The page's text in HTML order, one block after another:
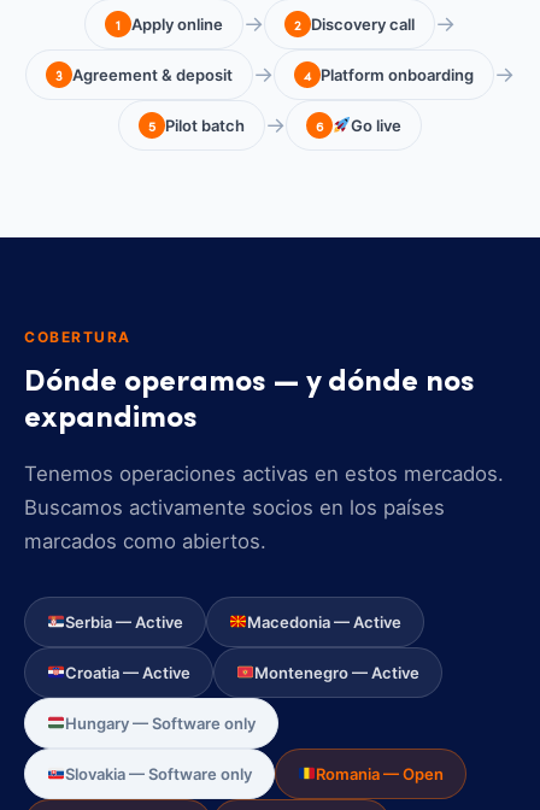
1 Apply online → 2 Discovery call →
3 Agreement & deposit → 4 Platform onboarding →
5 Pilot batch → 6 Go live
COBERTURA
Dónde operamos — y dónde nos
expandimos
Tenemos operaciones activas en estos mercados.
Buscamos activamente socios en los países
marcados como abiertos.
Serbia — Active Macedonia — Active
Croatia — Active Montenegro — Active
Hungary — Software only
Slovakia — Software only Romania — Open